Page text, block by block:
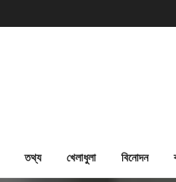
তথ্য খেলাধুলা বিনোদন